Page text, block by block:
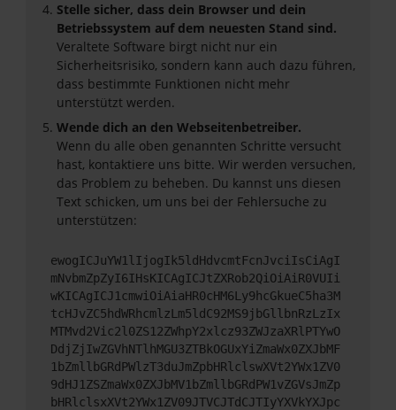
Stelle sicher, dass dein Browser und dein
Betriebssystem auf dem neuesten Stand sind.
Veraltete Software birgt nicht nur ein
Sicherheitsrisiko, sondern kann auch dazu führen,
dass bestimmte Funktionen nicht mehr
unterstützt werden.
Wende dich an den Webseitenbetreiber.
Wenn du alle oben genannten Schritte versucht
hast, kontaktiere uns bitte. Wir werden versuchen,
das Problem zu beheben. Du kannst uns diesen
Text schicken, um uns bei der Fehlersuche zu
unterstützen:
ewogICJuYW1lIjogIk5ldHdvcmtFcnJvciIsCiAgI
mNvbmZpZyI6IHsKICAgICJtZXRob2QiOiAiR0VUIi
wKICAgICJ1cmwiOiAiaHR0cHM6Ly9hcGkueC5ha3M
tcHJvZC5hdWRhcmlzLm5ldC92MS9jbGllbnRzLzIx
MTMvd2Vic2l0ZS12ZWhpY2xlcz93ZWJzaXRlPTYwO
DdjZjIwZGVhNTlhMGU3ZTBkOGUxYiZmaWx0ZXJbMF
1bZmllbGRdPWlzT3duJmZpbHRlclswXVt2YWx1ZV0
9dHJ1ZSZmaWx0ZXJbMV1bZmllbGRdPW1vZGVsJmZp
bHRlclsxXVt2YWx1ZV09JTVCJTdCJTIyYXVkYXJpc